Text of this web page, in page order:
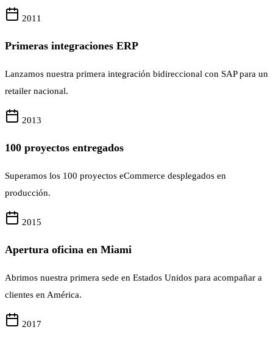
2011
Primeras integraciones ERP
Lanzamos nuestra primera integración bidireccional con SAP para un
retailer nacional.
2013
100 proyectos entregados
Superamos los 100 proyectos eCommerce desplegados en
producción.
2015
Apertura oficina en Miami
Abrimos nuestra primera sede en Estados Unidos para acompañar a
clientes en América.
2017